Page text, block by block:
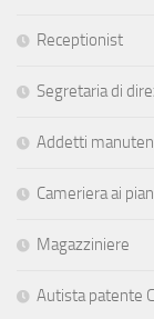
Receptionist
Segretaria di
Addetti
Cameriera ai
Magazziniere
Autista patente